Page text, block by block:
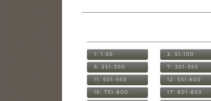
1: 1-50 2: 51-100
6: 251-300 7: 301-350
11: 501-550 12: 551-600
16: 751-800 17: 801-850